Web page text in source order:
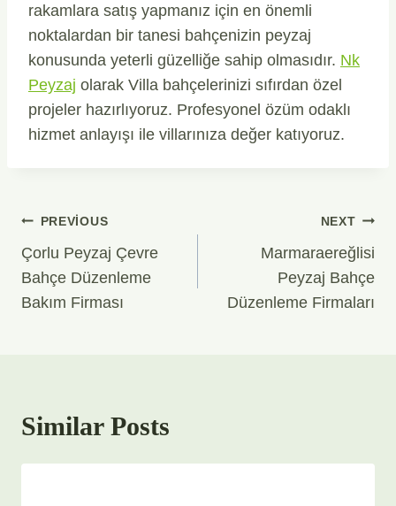
rakamlara satış yapmanız için en önemli
noktalardan bir tanesi bahçenizin peyzaj
konusunda yeterli güzelliğe sahip olmasıdır. Nk
Peyzaj olarak Villa bahçelerinizi sıfırdan özel
projeler hazırlıyoruz. Profesyonel özüm odaklı
hizmet anlayışı ile villarınıza değer katıyoruz.
Yazı
Gezinmesi
PREVIOUS
Çorlu Peyzaj Çevre
Bahçe Düzenleme
Bakım Firması
NEXT
Marmaraereğlisi
Peyzaj Bahçe
Düzenleme Firmaları
Similar Posts